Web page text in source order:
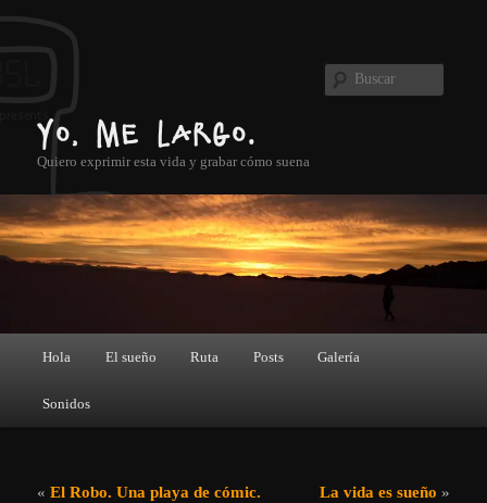
Yo, me largo.
Quiero exprimir esta vida y grabar cómo suena
Buscar
Hola
El sueño Ruta Posts Galería
Sonidos
Navegación de entradas
«El Robo. Una playa de cómic. La vida es sueño »